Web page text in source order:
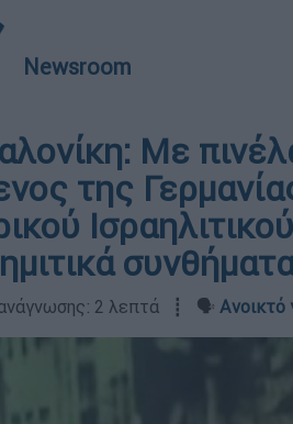
Newsroom
Με
της
ανάγνωσης: 2 λεπτά ┋ 🗣️ Ανοικτό